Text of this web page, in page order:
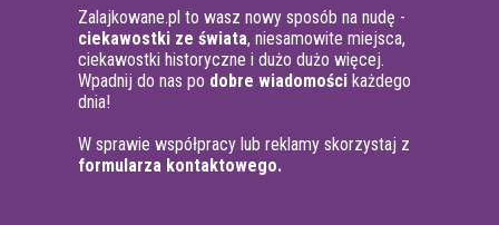
Zalajkowane.pl to wasz nowy sposób na nudę -
ciekawostki ze świata, niesamowite miejsca,
ciekawostki historyczne i dużo dużo więcej.
Wpadnij do nas po dobre wiadomości każdego
dnia!
W sprawie współpracy lub reklamy skorzystaj z
formularza kontaktowego.